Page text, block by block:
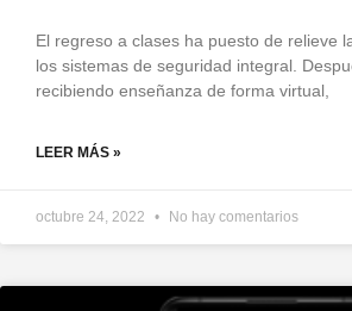
El regreso a clases ha puesto de relieve
los sistemas de seguridad integral.
recibiendo enseñanza de forma virtual,
LEER MÁS »
octubre 24, 2022 No hay comentarios